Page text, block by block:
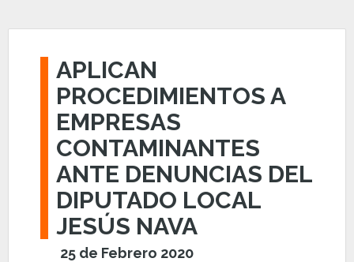
APLICAN
PROCEDIMIENTOS A
EMPRESAS
CONTAMINANTES
ANTE DENUNCIAS DEL
DIPUTADO LOCAL
JESÚS NAVA
25 de Febrero 2020